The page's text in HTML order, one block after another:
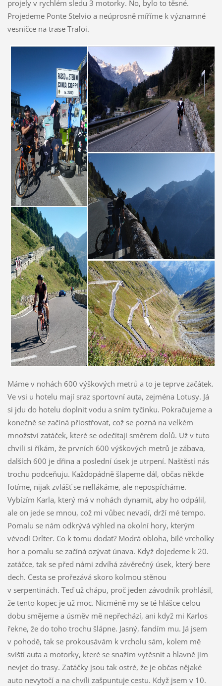
projely v rychlém sledu 3 motorky. No, bylo to těsné.
Projedeme Ponte Stelvio a neúprosně míříme k významné
vesničce na trase Trafoi.
Máme v nohách 600 výškových metrů a to je teprve začátek.
Ve vsi u hotelu mají sraz sportovní auta, zejména Lotusy. Já
si jdu do hotelu doplnit vodu a sním tyčinku. Pokračujeme a
konečně se začíná přiostřovat, což se pozná na velkém
množství zatáček, které se odečítají směrem dolů. Už v tuto
chvíli si říkám, že prvních 600 výškových metrů je zábava,
dalších 600 je dřina a poslední úsek je utrpení. Naštěstí nás
trochu podceňuju. Každopádně šlapeme dál, občas někde
fotíme, nijak zvlášť se neflákáme, ale nepospícháme.
Vybízím Karla, který má v nohách dynamit, aby ho odpálil,
ale on jede se mnou, což mi vůbec nevadí, drží mé tempo.
Pomalu se nám odkrývá výhled na okolní hory, kterým
vévodí Orlter. Co k tomu dodat? Modrá obloha, bílé vrcholky
hor a pomalu se začíná ozývat únava. Když dojedeme k 20.
zatáčce, tak se před námi zdvíhá závěrečný úsek, který bere
dech. Cesta se prořezává skoro kolmou stěnou
v serpentinách. Teď už chápu, proč jeden závodník prohlásil,
že tento kopec je už moc. Nicméně my se té hlášce celou
dobu smějeme a úsměv mě nepřechází, ani když mi Karlos
řekne, že do toho trochu šlápne. Jasný, fandím mu. Já jsem
v pohodě, tak se prokousávám k vrcholu sám, kolem mě
sviští auta a motorky, které se snažím vytěsnit a hlavně jim
nevjet do trasy. Zatáčky jsou tak ostré, že je občas nějaké
auto nevytočí a na chvíli zašpuntuje cestu. Když jsem v 10.